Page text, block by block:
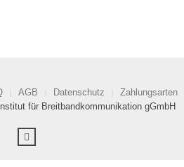
AGB Datenschutz
Zahlungsarten
für Breitbandkommunikation gGmbH